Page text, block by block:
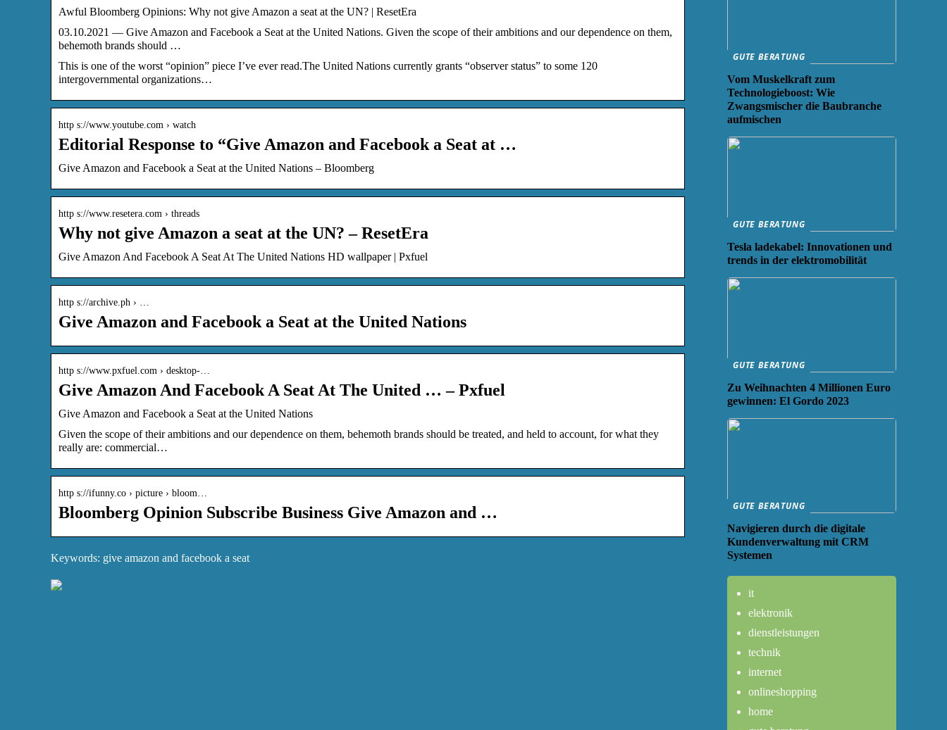
Awful Bloomberg Opinions: Why not give Amazon a seat at the UN? | ResetEra
03.10.2021 — Give Amazon and Facebook a Seat at the United Nations. Given the scope of their ambitions and our dependence on them,
behemoth brands should …
This is one of the worst “opinion” piece I’ve ever read.The United Nations currently grants “observer status” to some 120
intergovernmental organizations…
http s://www.youtube.com › watch
Editorial Response to “Give Amazon and Facebook a Seat at …
Give Amazon and Facebook a Seat at the United Nations – Bloomberg
http s://www.resetera.com › threads
Why not give Amazon a seat at the UN? – ResetEra
Give Amazon And Facebook A Seat At The United Nations HD wallpaper | Pxfuel
http s://archive.ph › …
Give Amazon and Facebook a Seat at the United Nations
http s://www.pxfuel.com › desktop-…
Give Amazon And Facebook A Seat At The United … – Pxfuel
Give Amazon and Facebook a Seat at the United Nations
Given the scope of their ambitions and our dependence on them, behemoth brands should be treated, and held to account, for what they
really are: commercial…
http s://ifunny.co › picture › bloom…
Bloomberg Opinion Subscribe Business Give Amazon and …
Keywords: give amazon and facebook a seat
GUTE BERATUNG
Vom Muskelkraft zum
Technologieboost: Wie
Zwangsmischer die Baubranche
aufmischen
GUTE BERATUNG
Tesla ladekabel: Innovationen und
trends in der elektromobilität
GUTE BERATUNG
Zu Weihnachten 4 Millionen Euro
gewinnen: El Gordo 2023
GUTE BERATUNG
Navigieren durch die digitale
Kundenverwaltung mit CRM
Systemen
it
elektronik
dienstleistungen
technik
internet
onlineshopping
home